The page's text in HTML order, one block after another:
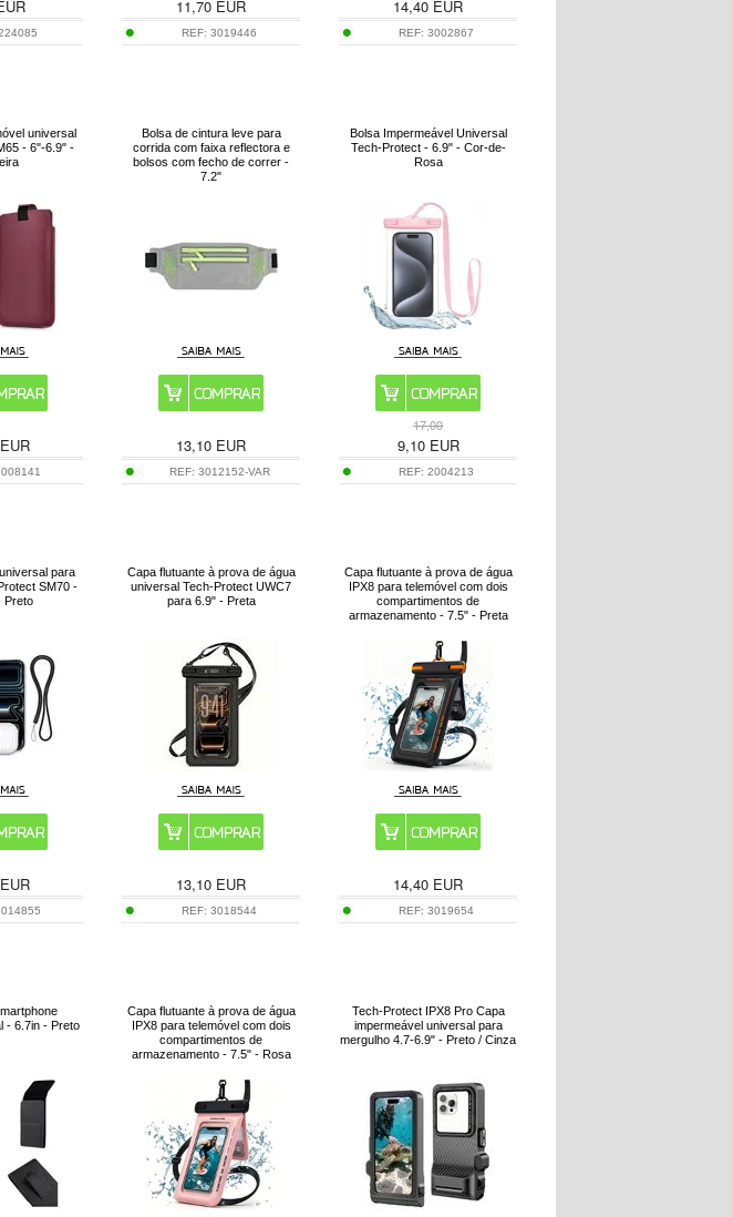
11,70 EUR
REF:3019446
14,40 EUR
REF:3002867
universal
- 6"-6.9" -
Bolsa de cintura leve para
corrida com faixa reflectora e
bolsos com fecho de correr -
7.2"
13,10 EUR
REF: 3012152-VAR
Bolsa Impermeável Universal
Tech-Protect - 6.9" - Cor-de-
Rosa
17,00
9,10EUR
REF:2004213
para
SM70 -
Preto
Capa flutuante à prova de água
universal Tech-Protect UWC7
para 6.9" - Preta
13,10 EUR
REF:3018544
Capa flutuante à prova de água
IPX8 para telemóvel com dois
compartimentos de
armazenamento - 7.5" - Preta
14,40 EUR
REF:3019654
- 6.7in - Preto
Capa flutuante à prova de água
IPX8 para telemóvel com dois
compartimentos de
armazenamento - 7.5" - Rosa
Tech-Protect IPX8 Pro Capa
impermeável universal para
mergulho 4.7-6.9" - Preto / Cinza